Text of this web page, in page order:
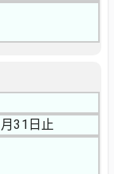
31日止